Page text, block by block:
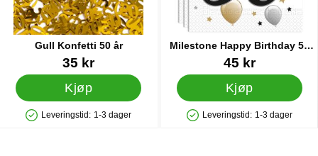
Gull Konfetti 50 år
Varenummer 41073
35 kr
Kjøp
Produkttilgjengelighet: På lager
Leveringstid: 1-3 dager
Milestone Happy Birthday 50
Års Servietter
Varenummer 34856
45 kr
Kjøp
Produkttilgjengelighet: På lager
Leveringstid: 1-3 dager